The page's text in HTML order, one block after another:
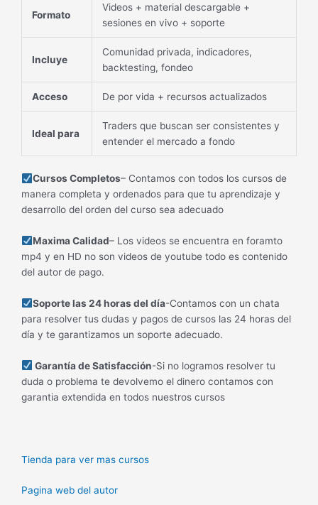
Formato
Videos + material descargable +
sesiones en vivo + soporte
Incluye
Comunidad privada, indicadores,
backtesting, fondeo
Acceso De por vida + recursos actualizados
Ideal para
Traders que buscan ser consistentes y
entender el mercado a fondo
Cursos Completos– Contamos con todos los cursos de
manera completa y ordenados para que tu aprendizaje y
desarrollo del orden del curso sea adecuado
Maxima Calidad– Los videos se encuentra en foramto
mp4 y en HD no son videos de youtube todo es contenido
del autor de pago.
Soporte las 24 horas del día-Contamos con un chata
para resolver tus dudas y pagos de cursos las 24 horas del
día y te garantizamos un soporte adecuado.
Garantía de Satisfacción-Si no logramos resolver tu
duda o problema te devolvemo el dinero contamos con
garantia extendida en todos nuestros cursos
Tienda para ver mas cursos
Pagina web del autor